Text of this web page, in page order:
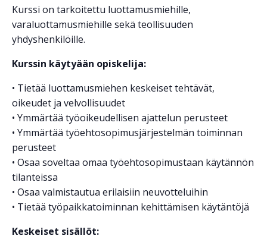
Kurssi on tarkoitettu luottamusmiehille,
varaluottamusmiehille sekä teollisuuden
yhdyshenkilöille.
Kurssin käytyään opiskelija:
• Tietää luottamusmiehen keskeiset tehtävät,
oikeudet ja velvollisuudet
• Ymmärtää työoikeudellisen ajattelun perusteet
• Ymmärtää työehtosopimusjärjestelmän toiminnan
perusteet
• Osaa soveltaa omaa työehtosopimustaan käytännön
tilanteissa
• Osaa valmistautua erilaisiin neuvotteluihin
• Tietää työpaikkatoiminnan kehittämisen käytäntöjä
Keskeiset sisällöt: